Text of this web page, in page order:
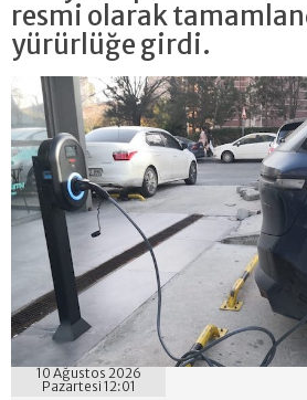
resmi olarak
yürürlüğe girdi.
10 Ağustos 2026
Pazartesi 12:01